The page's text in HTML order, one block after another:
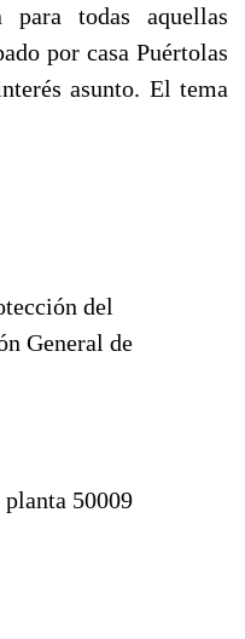
para todas aquellas
por casa Puértolas
asunto. El tema
del
General de
planta 50009